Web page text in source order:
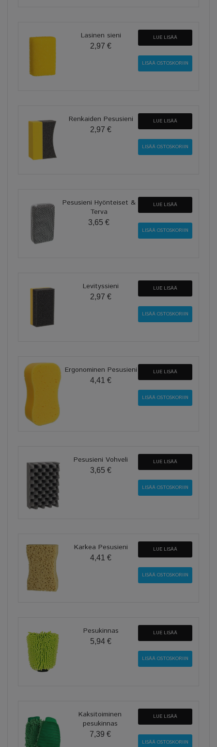
Lasinen sieni
2,97 €
LUE LISÄÄ
Renkaiden Pesusieni
2,97 €
LUE LISÄÄ
Pesusieni Hyönteiset &
Terva
3,65 €
LUE LISÄÄ
Levityssieni
2,97 €
LUE LISÄÄ
Ergonominen Pesusieni
4,41 €
LUE LISÄÄ
Pesusieni Vohveli
3,65 €
LUE LISÄÄ
Karkea Pesusieni
4,41 €
LUE LISÄÄ
Pesukinnas
5,94 €
LUE LISÄÄ
Kaksitoiminen
pesukinnas
7,39 €
LUE LISÄÄ